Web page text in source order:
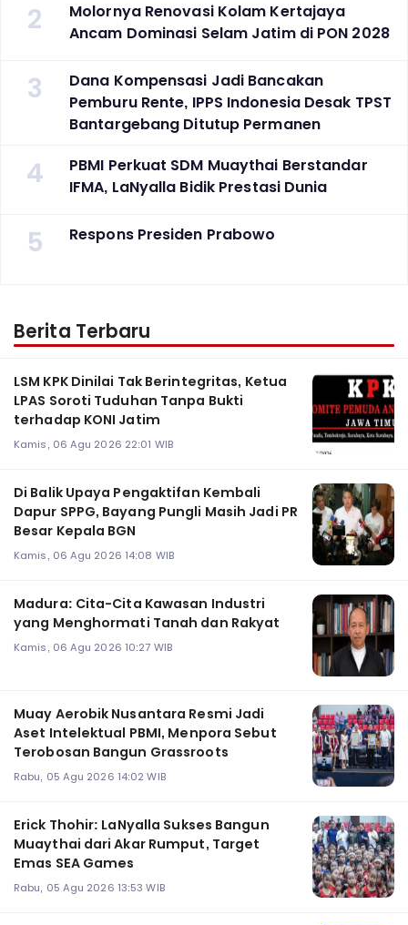
2
Molornya Renovasi Kolam Kertajaya
Ancam Dominasi Selam Jatim di PON 2028
3
Dana Kompensasi Jadi Bancakan
Pemburu Rente, IPPS Indonesia Desak TPST
Bantargebang Ditutup Permanen
4
PBMI Perkuat SDM Muaythai Berstandar
IFMA, LaNyalla Bidik Prestasi Dunia
5 Respons Presiden Prabowo
Berita Terbaru
LSM KPK Dinilai Tak Berintegritas, Ketua
LPAS Soroti Tuduhan Tanpa Bukti
terhadap KONI Jatim
Kamis, 06 Agu 2026 22:01 WIB
Di Balik Upaya Pengaktifan Kembali
Dapur SPPG, Bayang Pungli Masih Jadi PR
Besar Kepala BGN
Kamis, 06 Agu 2026 14:08 WIB
Madura: Cita-Cita Kawasan Industri
yang Menghormati Tanah dan Rakyat
Kamis, 06 Agu 2026 10:27 WIB
Muay Aerobik Nusantara Resmi Jadi
Aset Intelektual PBMI, Menpora Sebut
Terobosan Bangun Grassroots
Rabu, 05 Agu 2026 14:02 WIB
Erick Thohir: LaNyalla Sukses Bangun
Muaythai dari Akar Rumput, Target
Emas SEA Games
Rabu, 05 Agu 2026 13:53 WIB